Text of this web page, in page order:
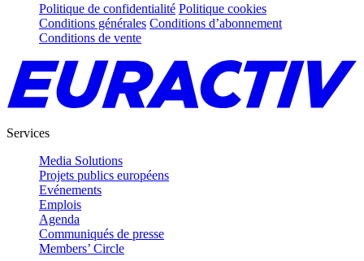
Politique de confidentialité Politique cookies
Conditions générales Conditions d’abonnement
Conditions de vente
Services
Media Solutions
Projets publics européens
Evénements
Emplois
Agenda
Communiqués de presse
Members’ Circle